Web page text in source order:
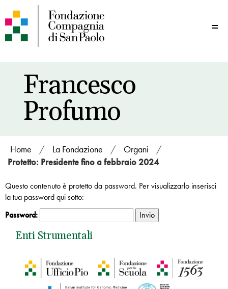
Francesco
Profumo
Home / La Fondazione / Organi
/
Protetto: Presidente fino a febbraio 2024
Questo contenuto è protetto da password. Per visualizzarlo inserisci
la tua password qui sotto:
Password:
Enti Strumentali